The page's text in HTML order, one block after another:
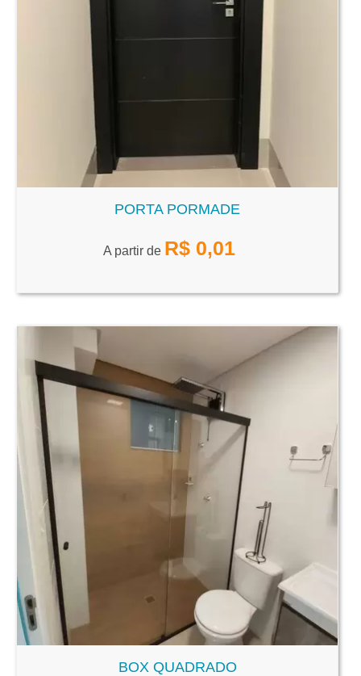
PORTA PORMADE
A partir de R$ 0,01
BOX QUADRADO